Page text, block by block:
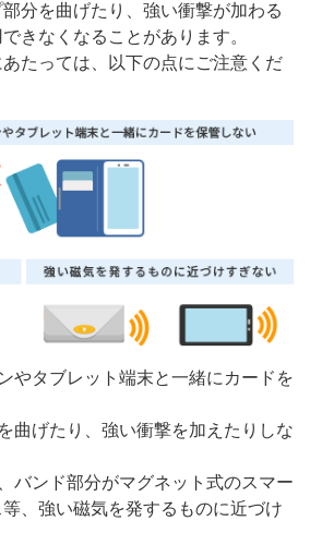
分を曲げたり、強い衝撃が加わる
きなくなることがあります。
たっては、以下の点にご注意くだ
やタブレット端末と一緒にカードを
曲げたり、強い衝撃を加えたりしな
バンド部分がマグネット式のスマー
等、強い磁気を発するものに近づけ